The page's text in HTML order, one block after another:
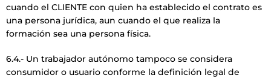
cuando el CLIENTE con quien ha establecido el contrato es
una persona jurídica, aun cuando el que realiza la
formación sea una persona física.
6.4.- Un trabajador autónomo tampoco se considera
consumidor o usuario conforme la definición legal de